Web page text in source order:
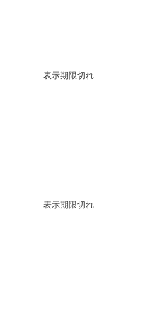
表示期限切れ
表示期限切れ